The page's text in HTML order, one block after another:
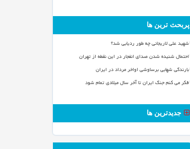
پربحث ترین ها
شهید علی لاریجانی چه طور ردیابی شد؟
احتمال شنیده شدن صدای انفجار در این نقطه از تهران
بارندگی شهابی برساوشی اواخر مرداد در ایران
فکر می کنم جنگ ایران تا آخر سال میلادی تمام شود
جدیدترین ها